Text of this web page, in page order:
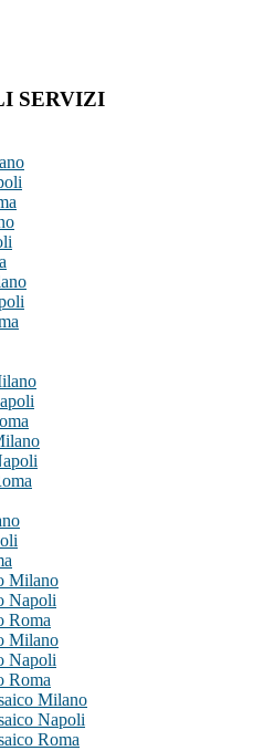
SERVIZI
Milano
Napoli
Roma
Milano
Napoli
Roma
Milano
Napoli
Roma